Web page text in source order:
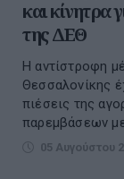
και κίνητρα
της ΔΕΘ
Η αντίστροφη
Θεσσαλονίκης
πιέσεις της
παρεμβάσεων
05 Αυγούστου